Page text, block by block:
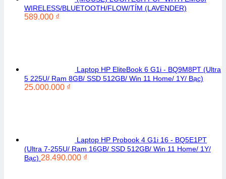
WIRELESS/BLUETOOTH/FLOW/TÍM (LAVENDER)
589.000 ₫
Laptop HP EliteBook 6 G1i - BQ9M8PT (Ultra
5 225U/ Ram 8GB/ SSD 512GB/ Win 11 Home/ 1Y/ Bạc)
25.000.000 ₫
Laptop HP Probook 4 G1i 16 - BQ5E1PT
(Ultra 7-255U/ Ram 16GB/ SSD 512GB/ Win 11 Home/ 1Y/
Bạc) 28.490.000 ₫